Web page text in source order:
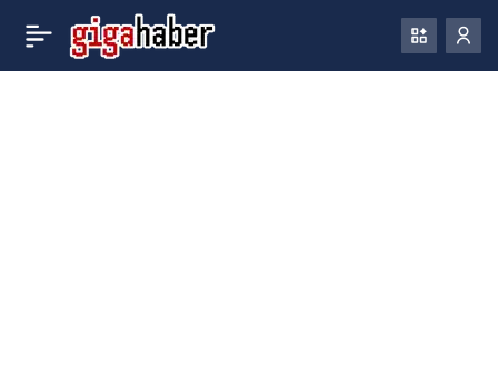
16 yıllık Google çalışanını Paylaş